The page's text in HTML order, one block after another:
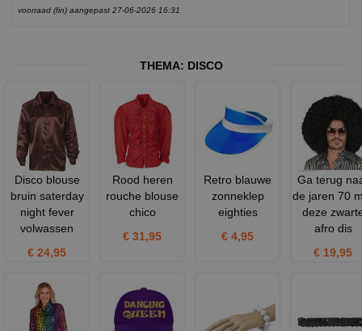
voorraad (fin) aangepast 27-06-2026 16:31
THEMA: DISCO
Disco blouse
bruin saterday
night fever
volwassen
€ 24,95
Rood heren
rouche blouse
chico
€ 31,95
Retro blauwe
zonneklep
eighties
€ 4,95
Ga terug
de jaren 70
deze
afro dis
€ 19,95